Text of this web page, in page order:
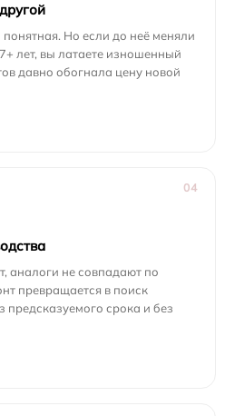
Но если до неё меняли
лет, вы латаете изношенный
давно обогнала цену новой
04
аналоги не совпадают по
превращается в поиск
предсказуемого срока и без